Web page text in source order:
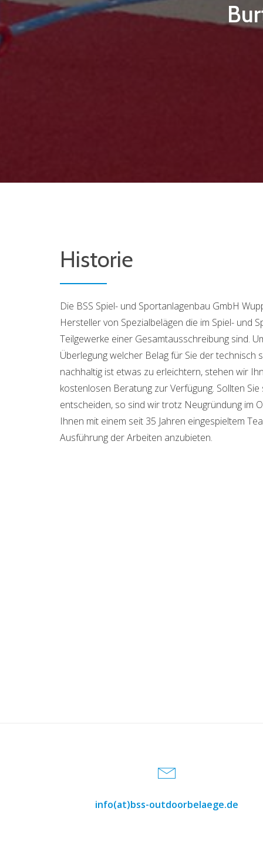
Historie
Die BSS Spiel- und Sportanlagenbau GmbH
Hersteller von Spezialbelägen die im Spiel- und
Teilgewerke einer Gesamtausschreibung sind.
Überlegung welcher Belag für Sie der technisch
nachhaltig ist etwas zu erleichtern, stehen wir
kostenlosen Beratung zur Verfügung. Sollten
entscheiden, so sind wir trotz Neugründung im
Ihnen mit einem seit 35 Jahren eingespieltem
Ausführung der Arbeiten anzubieten.
info(at)bss-outdoorbelaege.de